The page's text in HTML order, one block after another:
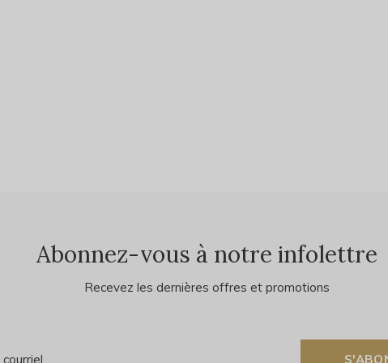
Abonnez-vous à notre infolettre
Recevez les dernières offres et promotions